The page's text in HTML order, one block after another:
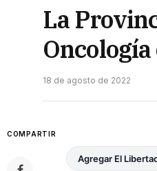
La
18 de agosto de 2022
COMPARTIR
Agregar El